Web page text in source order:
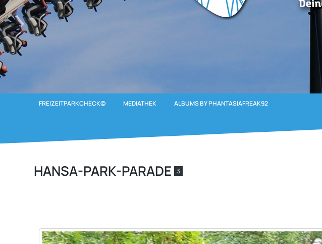
FREIZEITPARKCHECK© MEDIATHEK ALBUMS BY PHANTASIAFREAK92
HANSA-PARK-PARADE 3